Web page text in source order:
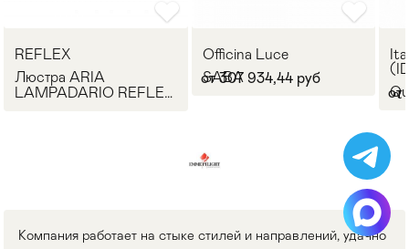
REFLEX
Люстра ARIA
LAMPADARIO REFLEX
Officina Luce
SABA
от 307 934,44 руб
от
Компания работает на стыке стилей и направлений, удачно